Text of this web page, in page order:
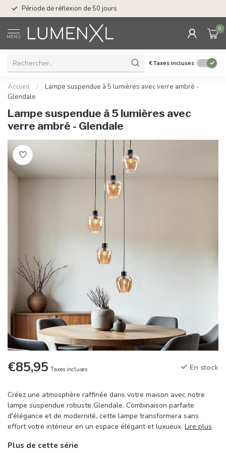
Période de réflexion de 50 jours
MENU
0
€Taxes incluses
Accueil /
Lampe suspendue à 5 lumières avec verre ambré -
Glendale
Lampe suspendue à 5 lumières avec
verre ambré - Glendale
€85,95 Taxes incluses En stock
Créez une atmosphère raffinée dans votre maison avec notre
lampe suspendue robuste Glendale. Combinaison parfaite
d'élégance et de modernité, cette lampe transformera sans
effort votre intérieur en un espace élégant et luxueux. Lire plus.
Plus de cette série